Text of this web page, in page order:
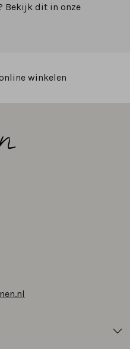
Bekijk dit in onze
winkelen